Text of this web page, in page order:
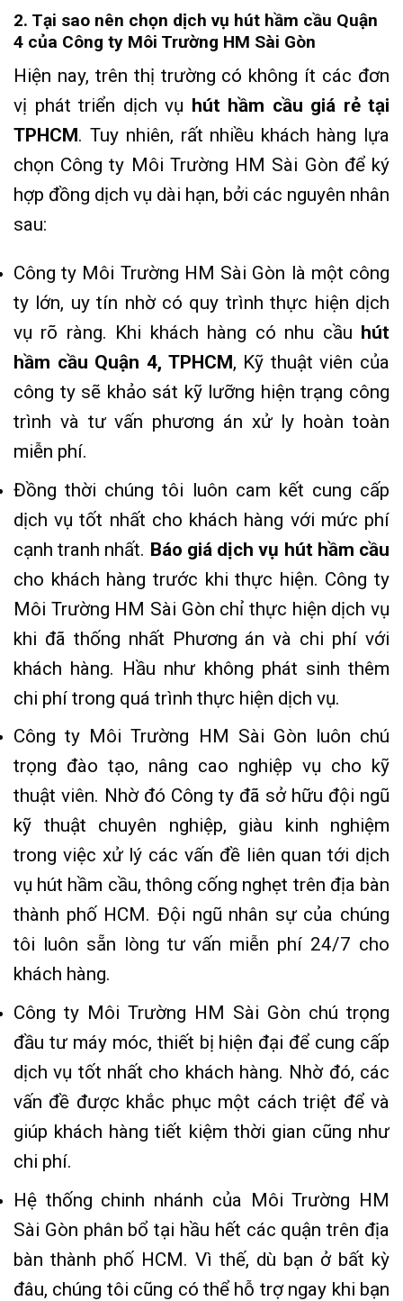
2. Tại sao nên chọn dịch vụ hút hầm cầu Quận
4 của Công ty Môi Trường HM Sài Gòn
Hiện nay, trên thị trường có không ít các đơn
vị phát triển dịch vụ hút hầm cầu giá rẻ tại
TPHCM . Tuy nhiên, rất nhiều khách hàng lựa
chọn Công ty Môi Trường HM Sài Gòn để ký
hợp đồng dịch vụ dài hạn, bởi các nguyên nhân
sau:
Công ty Môi Trường HM Sài Gòn là một công
ty lớn, uy tín nhờ có quy trình thực hiện dịch
vụ rõ ràng. Khi khách hàng có nhu cầu hút
hầm cầu Quận 4, TPHCM, Kỹ thuật viên của
công ty sẽ khảo sát kỹ lưỡng hiện trạng công
trình và tư vấn phương án xử ly hoàn toàn
miễn phí.
Đồng thời chúng tôi luôn cam kết cung cấp
dịch vụ tốt nhất cho khách hàng với mức phí
cạnh tranh nhất. Báo giá dịch vụ hút hầm cầu
cho khách hàng trước khi thực hiện. Công ty
Môi Trường HM Sài Gòn chỉ thực hiện dịch vụ
khi đã thống nhất Phương án và chi phí với
khách hàng. Hầu như không phát sinh thêm
chi phí trong quá trình thực hiện dịch vụ.
Công ty Môi Trường HM Sài Gòn luôn chú
trọng đào tạo, nâng cao nghiệp vụ cho kỹ
thuật viên. Nhờ đó Công ty đã sở hữu đội ngũ
kỹ thuật chuyên nghiệp, giàu kinh nghiệm
trong việc xử lý các vấn đề liên quan tới dịch
vụ hút hầm cầu, thông cống nghẹt trên địa bàn
thành phố HCM. Đội ngũ nhân sự của chúng
tôi luôn sẵn lòng tư vấn miễn phí 24/7 cho
khách hàng.
Công ty Môi Trường HM Sài Gòn chú trọng
đầu tư máy móc, thiết bị hiện đại để cung cấp
dịch vụ tốt nhất cho khách hàng. Nhờ đó, các
vấn đề được khắc phục một cách triệt để và
giúp khách hàng tiết kiệm thời gian cũng như
chi phí.
Hệ thống chinh nhánh của Môi Trường HM
Sài Gòn phân bổ tại hầu hết các quận trên địa
bàn thành phố HCM. Vì thế, dù bạn ở bất kỳ
đâu, chúng tôi cũng có thể hỗ trợ ngay khi bạn